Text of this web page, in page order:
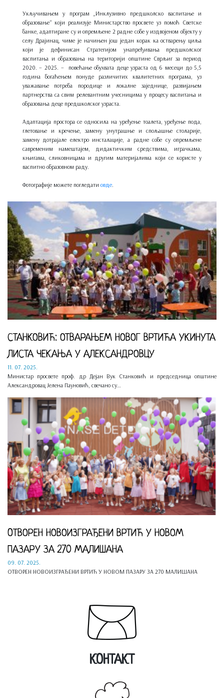
Укључивањем у програм „Инклузивно предшколско васпитање и
образовање“ који реализује Министарство просвете уз помоћ Светске
банке, адаптиране су и опремљене 2 радне собе у издвојеном објекту у
селу Драјинац, чиме је начињен још један корак ка остварењу циља
који је дефинисан Стратегијом унапређивања предшколског
васпитања и образовања на територији општине Сврљиг за период
2020. – 2025. – повећање обухвата деце узраста од 6 месеци до 5,5
година богаћењем понуде различитих квалитетних програма, уз
уважавање потреба породице и локалне заједнице, развијањем
партнерства са свим релевантним учесницима у процесу васпитања и
образовања деце предшколског узраста.
Адаптација простора се односила на уређење тоалета, уређење пода,
глетовање и кречење, замену унутрашње и спољашње столарије,
замену дотрајале електро инсталације, а радне собе су опремљене
савременим намештајем, дидактичким средствима, играчкама,
књигама, сликовницама и другим материјалима који се користе у
васпитно образовном раду.
Фотографије можете погледати овде.
СТАНКОВИЋ: ОТВАРАЊЕМ НОВОГ ВРТИЋА УКИНУТА
ЛИСТА ЧЕКАЊА У АЛЕКСАНДРОВЦУ
11. 07. 2025.
Министар просвете проф. др Дејан Вук Станковић и председница општине
Александровац Јелена Пауновић, свечано су…
OТВОРЕН НОВОИЗГРАЂЕНИ ВРТИЋ У НОВОМ
ПАЗАРУ ЗА 270 МАЛИШАНА
09. 07. 2025.
OТВОРЕН НОВОИЗГРАЂЕНИ ВРТИЋ У НОВОМ ПАЗАРУ ЗА 270 МАЛИШАНА
КОНТАКТ